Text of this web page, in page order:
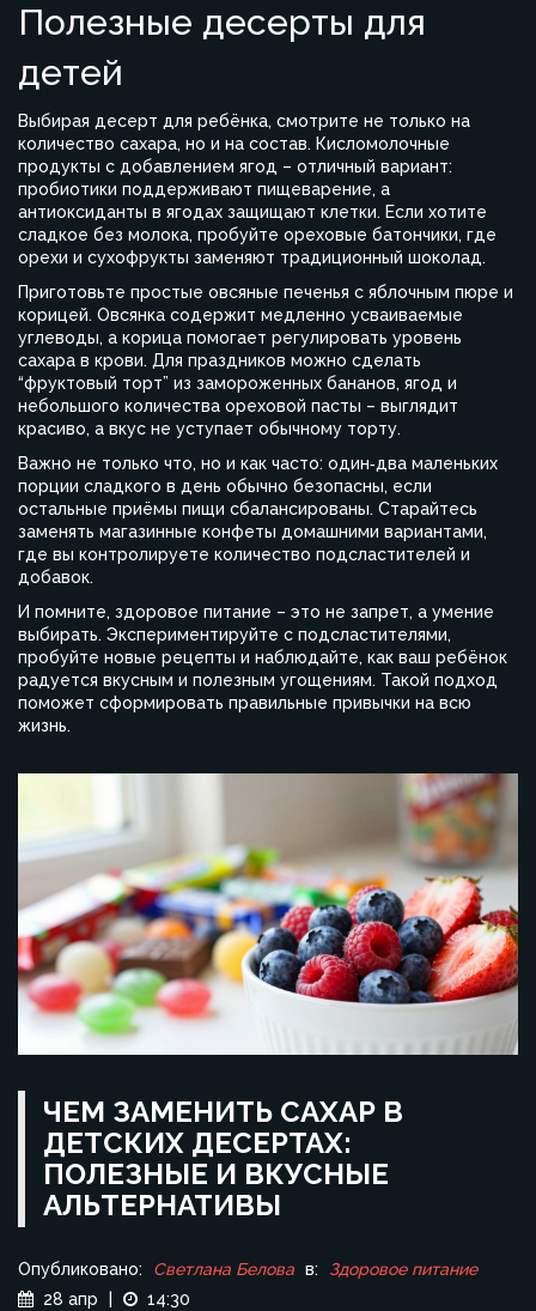
Полезные десерты для
детей
Выбирая десерт для ребёнка, смотрите не только на
количество сахара, но и на состав. Кисломолочные
продукты с добавлением ягод – отличный вариант:
пробиотики поддерживают пищеварение, а
антиоксиданты в ягодах защищают клетки. Если хотите
сладкое без молока, пробуйте ореховые батончики, где
орехи и сухофрукты заменяют традиционный шоколад.
Приготовьте простые овсяные печенья с яблочным пюре и
корицей. Овсянка содержит медленно усваиваемые
углеводы, а корица помогает регулировать уровень
сахара в крови. Для праздников можно сделать
“фруктовый торт” из замороженных бананов, ягод и
небольшого количества ореховой пасты – выглядит
красиво, а вкус не уступает обычному торту.
Важно не только что, но и как часто: один‑два маленьких
порции сладкого в день обычно безопасны, если
остальные приёмы пищи сбалансированы. Старайтесь
заменять магазинные конфеты домашними вариантами,
где вы контролируете количество подсластителей и
добавок.
И помните, здоровое питание – это не запрет, а умение
выбирать. Экспериментируйте с подсластителями,
пробуйте новые рецепты и наблюдайте, как ваш ребёнок
радуется вкусным и полезным угощениям. Такой подход
поможет сформировать правильные привычки на всю
жизнь.
ЧЕМ ЗАМЕНИТЬ САХАР В
ДЕТСКИХ ДЕСЕРТАХ:
ПОЛЕЗНЫЕ И ВКУСНЫЕ
АЛЬТЕРНАТИВЫ
Опубликовано: Светлана Белова в:
Здоровое питание
28 апр
14:30